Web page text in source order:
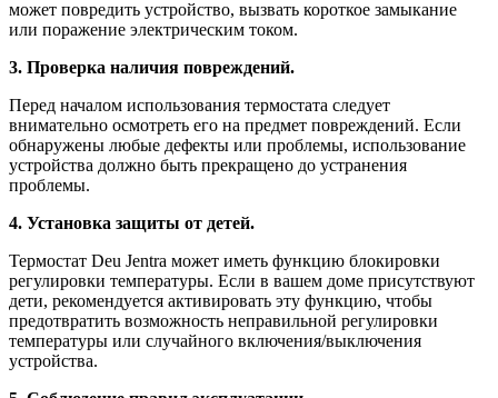
может повредить устройство, вызвать короткое замыкание
или поражение электрическим током.
3. Проверка наличия повреждений.
Перед началом использования термостата следует
внимательно осмотреть его на предмет повреждений. Если
обнаружены любые дефекты или проблемы, использование
устройства должно быть прекращено до устранения
проблемы.
4. Установка защиты от детей.
Термостат Deu Jentra может иметь функцию блокировки
регулировки температуры. Если в вашем доме присутствуют
дети, рекомендуется активировать эту функцию, чтобы
предотвратить возможность неправильной регулировки
температуры или случайного включения/выключения
устройства.